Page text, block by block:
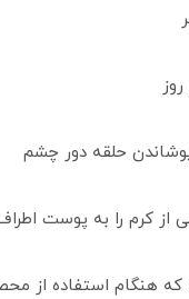
حلقه دور چشم
از کرم را به پوست
که هنگام استفاده از